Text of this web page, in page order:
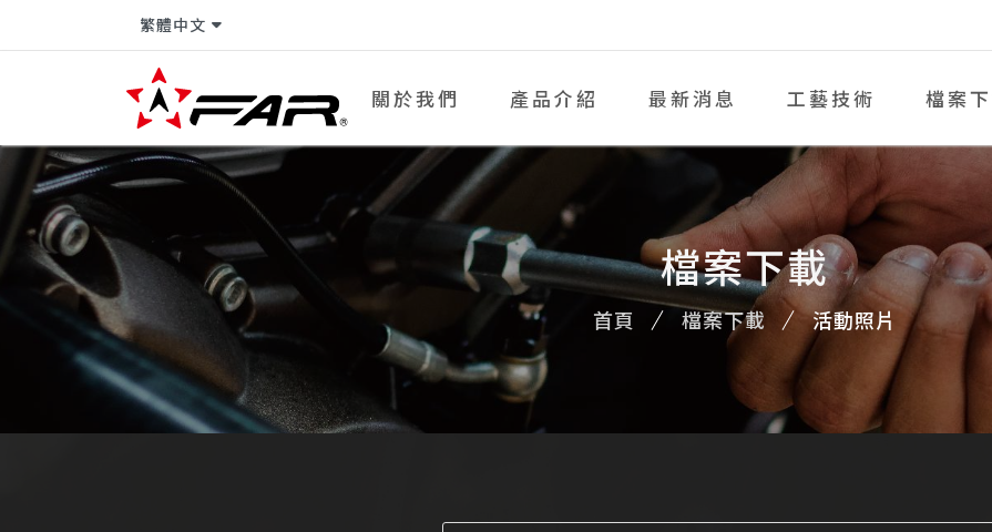
繁體中文
關於我們 產品介紹 最新消息 工藝技術 檔案
檔案下載
首頁 檔案下載 活動照片